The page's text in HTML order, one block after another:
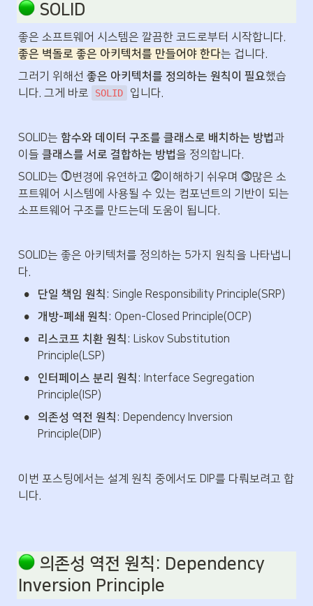
SOLID
좋은 벽돌로 좋은 아키텍처를 만들어야 한다는 겁니다.
그러기 위해선 좋은 아키텍처를 정의하는 원칙이 필요했습
니다. 그게 바로
SOLID 입니다.
SOLID는 함수와 데이터 구조를 클래스로 배치하는 방법과
이들 클래스를 서로 결합하는 방법을 정의합니다.
SOLID는 ⓵변경에 유연하고 ⓶이해하기 쉬우며 ⓷많은 소
프트웨어 시스템에 사용될 수 있는 컴포넌트의 기반이 되는
소프트웨어 구조를 만드는데 도움이 됩니다.
SOLID는 좋은 아키텍처를 정의하는 5가지 원칙을 나타냅니
다.
• 단일 책임 원칙: Single Responsibility Principle(SRP)
• 개방-폐쇄 원칙: Open-Closed Principle(OCP)
• 리스코프 치환 원칙: Liskov Substitution
Principle(LSP)
• 인터페이스 분리 원칙: Interface Segregation
Principle(ISP)
• 의존성 역전 원칙: Dependency Inversion
Principle(DIP)
이번 포스팅에서는 설계 원칙 중에서도 DIP를 다뤄보려고 합
니다.
의존성 역전 원칙: Dependency
Inversion Principle